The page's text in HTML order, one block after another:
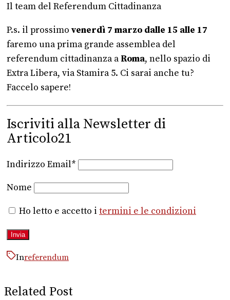
Il team del Referendum Cittadinanza
P.s. il prossimovenerdì 7 marzo dalle 15 alle 17
faremo una prima grande assemblea del
referendum cittadinanza aRoma, nello spazio di
Extra Libera, via Stamira 5. Ci sarai anche tu?
Faccelo sapere!
Iscriviti alla Newsletter di
Articolo21
Indirizzo Email*
Nome
Ho letto e accetto i termini e le condizioni
Inreferendum
Related Post